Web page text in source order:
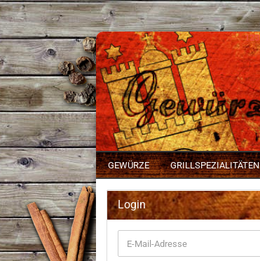
123
GEWÜRZE GRILLSPEZIALITÄTEN
Login
E-
Mail-